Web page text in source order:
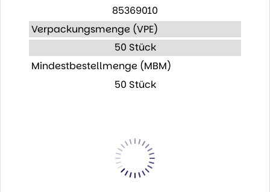
85369010
Verpackungsmenge (VPE)
50 Stück
Mindestbestellmenge (MBM)
50 Stück